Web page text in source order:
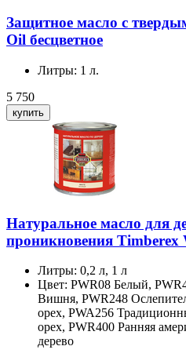
Защитное масло с
Oil бесцветное
Литры: 1 л.
5 750
Натуральное масло для
проникновения Timberex
Литры: 0,2 л, 1 л
Цвет: PWR08 Белый,
Вишня, PWR248
орех, PWA256
орех, PWR400 Ранняя
дерево